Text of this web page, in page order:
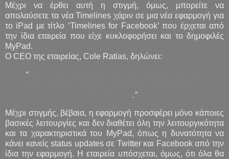
Μέχρι να έρθει αυτή η στιγμή, όμως, μπορείτε να
απολαύσετε τα νέα Timelines χάριν σε μια νέα εφαρμογή για
το iPad με τίτλο ‘Timelines for Facebook’ που έρχεται από
την ίδια εταιρεία που είχε κυκλοφορήσει και το δημοφιλές
MyPad.
O CEO της εταιρείας, Cole Ratias, δηλώνει:
“This is the only way you can interact with the
.”
Μέχρι στιγμής, βέβαια, η εφαρμογή προσφέρει μόνο κάποιες
βασικές λειτουργίες και δεν διαθέτει όλη την λειτουργικότητα
και τα χαρακτηριστικά του MyPad, όπως η δυνατότητα να
κάνει κανείς status updates σε Twitter και Facebook από την
ίδια την εφαρμογή. Η εταιρεία υπόσχεται, όμως, ότι όλα θα